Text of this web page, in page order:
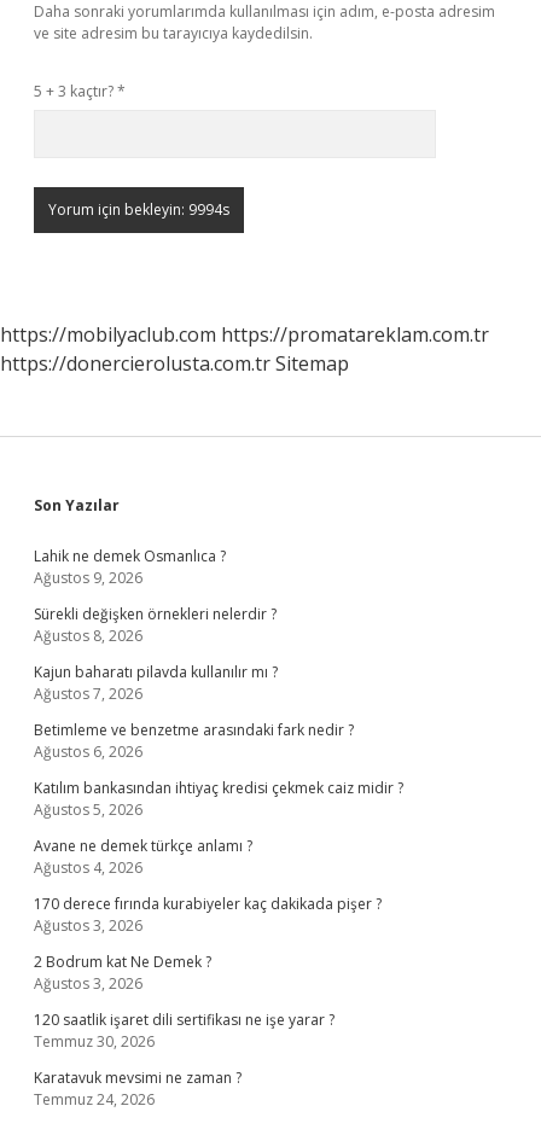
Daha sonraki yorumlarımda kullanılması için adım, e-posta adresim
ve site adresim bu tarayıcıya kaydedilsin.
5 + 3 kaçtır?*
https://mobilyaclub.com https://promatareklam.com.tr
https://donercierolusta.com.trSitemap
Sidebar
Son Yazılar
Lahik ne demek Osmanlıca ?
Ağustos 9, 2026
Sürekli değişken örnekleri nelerdir ?
Ağustos 8, 2026
Kajun baharatı pilavda kullanılır mı ?
Ağustos 7, 2026
Betimleme ve benzetme arasındaki fark nedir ?
Ağustos 6, 2026
Katılım bankasından ihtiyaç kredisi çekmek caiz midir ?
Ağustos 5, 2026
Avane ne demek türkçe anlamı ?
Ağustos 4, 2026
170 derece fırında kurabiyeler kaç dakikada pişer ?
Ağustos 3, 2026
2 Bodrum kat Ne Demek ?
Ağustos 3, 2026
120 saatlik işaret dili sertifikası ne işe yarar ?
Temmuz 30, 2026
Karatavuk mevsimi ne zaman ?
Temmuz 24, 2026